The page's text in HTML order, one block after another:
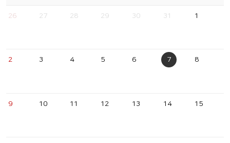
26 27 28 29 30 31 1
2 3 4 5 6 7 8
9 10 11 12 13 14 15